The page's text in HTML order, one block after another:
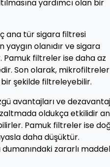
yardımcı olan bir
ana tür sigara filtresi
olanıdır ve sigara
Pamuk filtreler ise daha az
Son olarak, mikrofiltreler
şekilde filtreleyebilir.
avantajları ve
oldukça etkilidir
Pamuk filtreler ise
daha düşüktür.
zararlı